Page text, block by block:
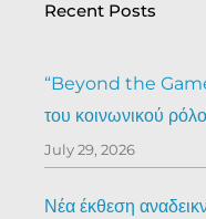
Recent Posts
“Beyond the
του κοινωνικού
July 29, 2026
Νέα έκθεση